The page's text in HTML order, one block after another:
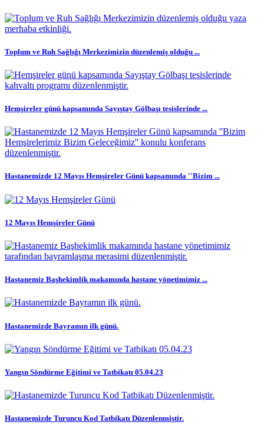
Toplum ve Ruh Sağlığı Merkezimizin düzenlemiş olduğu ...
Hemşireler günü kapsamında Sayıştay Gölbaşı tesislerinde ...
Hastanemizde 12 Mayıs Hemşireler Günü kapsamında ''Bizim ...
12 Mayıs Hemşireler Günü
Hastanemiz Başhekimlik makamında hastane yönetimimiz ...
Hastanemizde Bayramın ilk günü.
Yangın Söndürme Eğitimi ve Tatbikatı 05.04.23
Hastanemizde Turuncu Kod Tatbikatı Düzenlenmiştir.